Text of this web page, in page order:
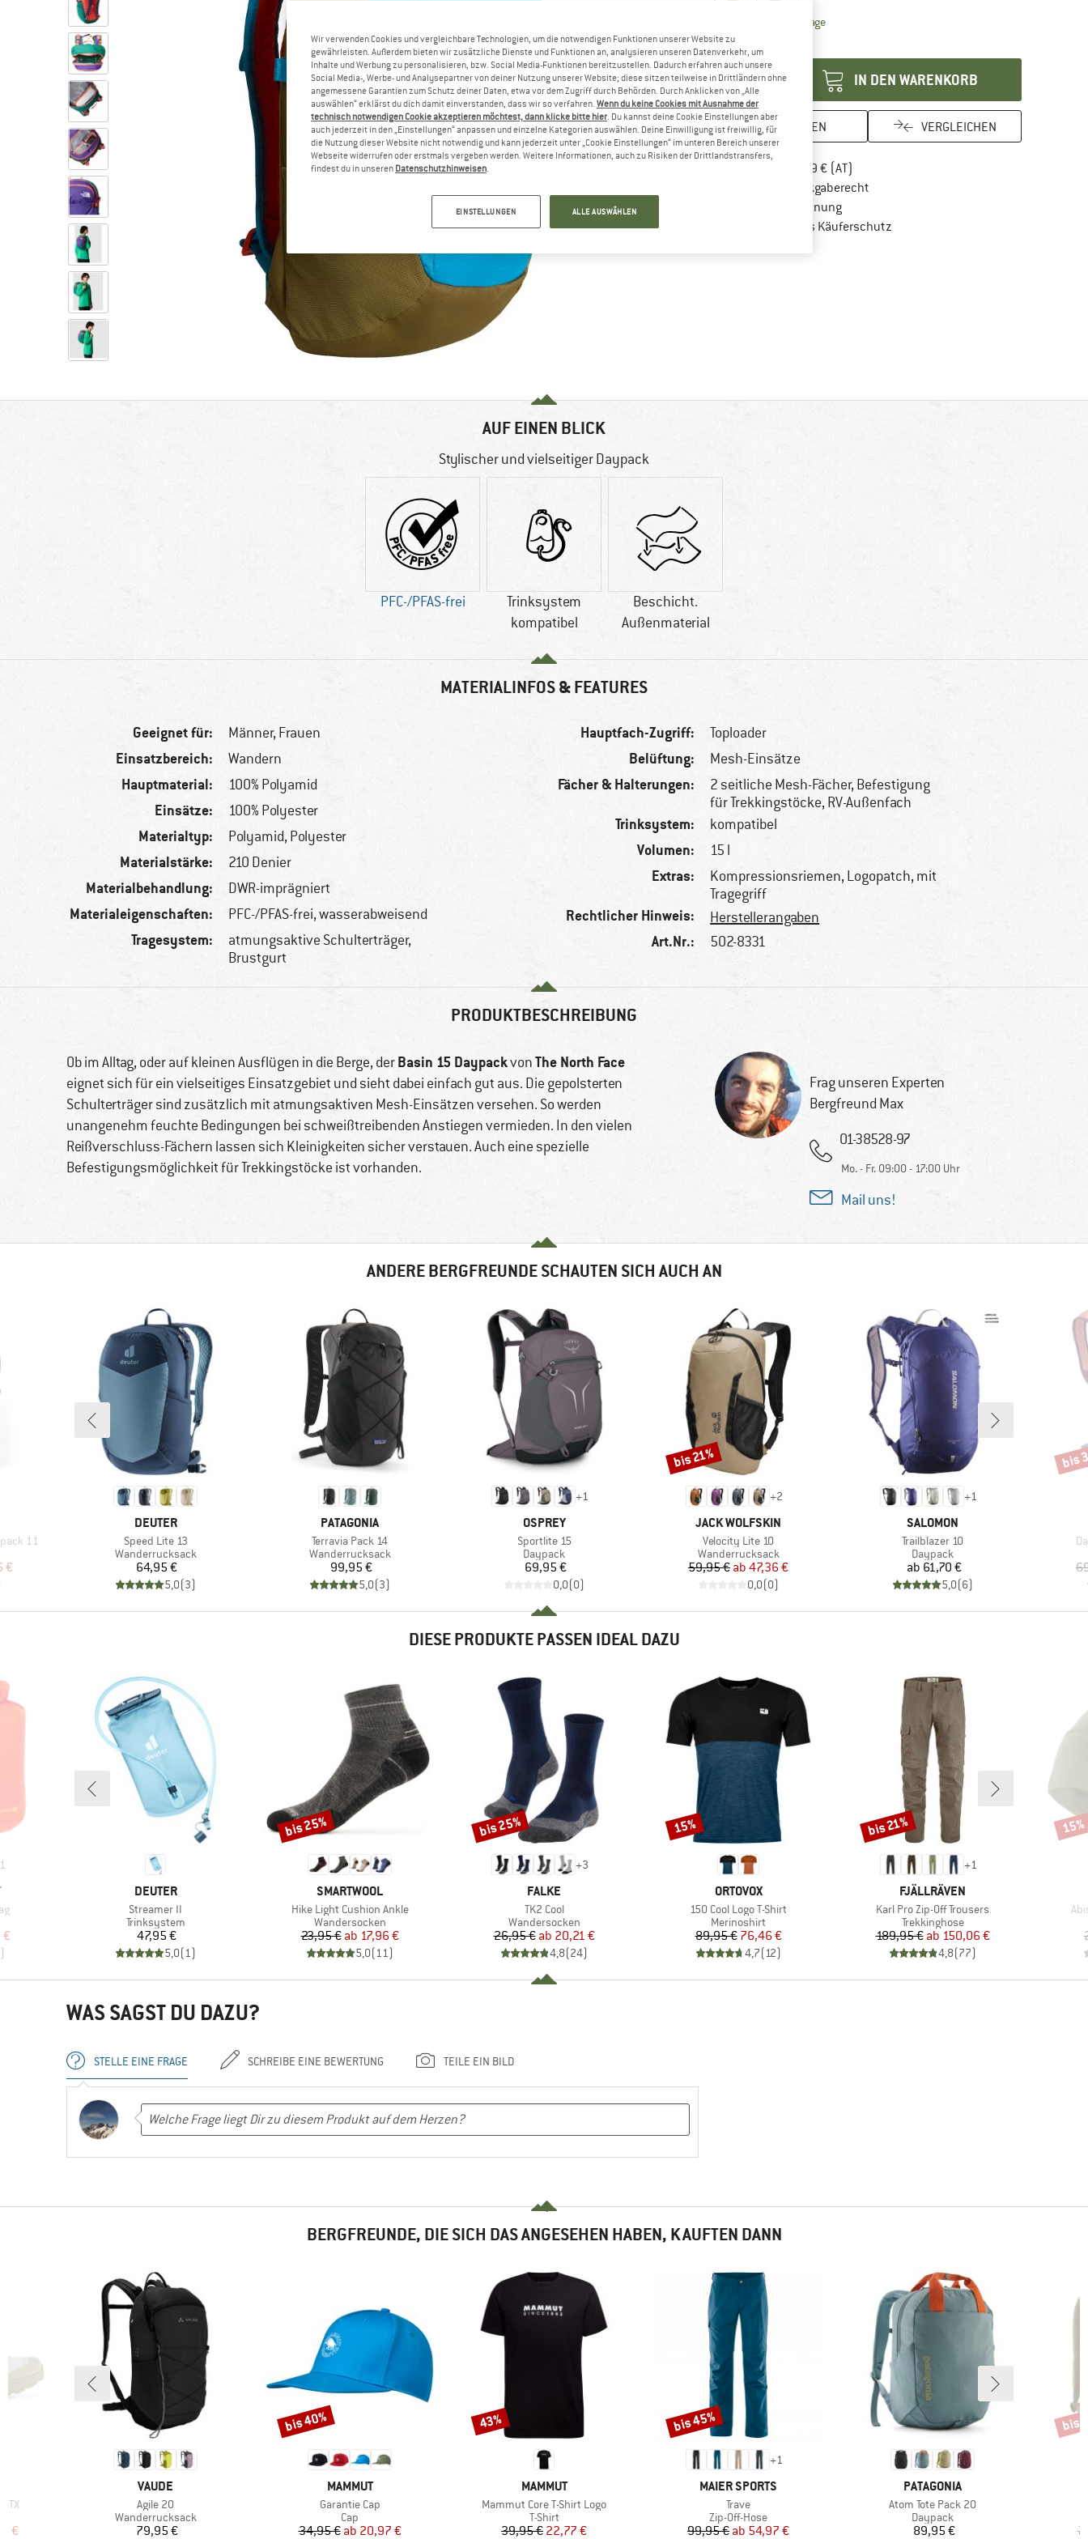
Lieferzeit: 2-4 WerktageDer Link öffnet sich in einer Infobox und beinhaltet
Menge:
IN DEN WARENKORB
MERKEN VERGLEICHEN
Portofrei ab 69 € (AT)
100 Tage RückgaberechtGehe hier zu den Rückgabe-Richtlinien
Kauf auf RechnungFinde die Zahlungs-Infos hier! Öffnet sich in
Trusted Shops KäuferschutzFinde alle Infos hier!
AUF EINEN BLICK
Stylischer und vielseitiger Daypack
PFC-/PFAS-frei
Trinksystem
kompatibel
Beschicht.
Außenmaterial
MATERIALINFOS & FEATURES
Geeignet für: Männer, Frauen
Einsatzbereich: Wandern
Hauptmaterial: 100% Polyamid
Einsätze: 100% Polyester
Materialtyp: Polyamid, Polyester
Materialstärke: 210 Denier
Materialbehandlung: DWR-imprägniert
Materialeigenschaften: PFC-/PFAS-frei, wasserabweisend
Tragesystem:
atmungsaktive Schulterträger,
Brustgurt
Hauptfach-Zugriff: Toploader
Belüftung: Mesh-Einsätze
Fächer & Halterungen:
2 seitliche Mesh-Fächer, Befestigung
für Trekkingstöcke, RV-Außenfach
Trinksystem: kompatibel
Volumen: 15 l
Extras:
Kompressionsriemen, Logopatch, mit
Tragegriff
Rechtlicher Hinweis: Herstellerangaben
Art.Nr.: 502-8331
PRODUKTBESCHREIBUNG
Ob im Alltag, oder auf kleinen Ausflügen in die Berge, derBasin 15 DaypackvonThe North Face
eignet sich für ein vielseitiges Einsatzgebiet und sieht dabei einfach gut aus. Die gepolsterten
Schulterträger sind zusätzlich mit atmungsaktiven Mesh-Einsätzen versehen. So werden
unangenehm feuchte Bedingungen bei schweißtreibenden Anstiegen vermieden. In den vielen
Reißverschluss-Fächern lassen sich Kleinigkeiten sicher verstauen. Auch eine spezielle
Befestigungsmöglichkeit für Trekkingstöcke ist vorhanden.
Frag unseren Experten
Bergfreund Max
01-38528-97
Mo. - Fr. 09:00 - 17:00 Uhr
Mail uns!
ANDERE BERGFREUNDE SCHAUTEN SICH AUCH AN
11
Preis
€
MARKE
DEUTER
Artikel
Speed Lite 13
Produktgruppe
Wanderrucksack
Preis
64,95 €
5,0(3)
MARKE
PATAGONIA
Artikel
Terravia Pack 14
Produktgruppe
Wanderrucksack
Preis
99,95 €
5,0(3)
+1
MARKE
OSPREY
Artikel
Sportlite 15
Produktgruppe
Daypack
Preis
69,95 €
0,0(0)
+2
MARKE
JACK WOLFSKIN
Artikel
Velocity Lite 10
Produktgruppe
Wanderrucksack
Preis
59,95 € reduzierter Preis
ab 47,36 €
0,0(0)
Rabatt
bis 21%
+1
MARKE
SALOMON
Artikel
Trailblazer 10
Produktgruppe
Daypack
Preis
ab 61,70 €
5,0(6)
bis
DIESE PRODUKTE PASSEN IDEAL DAZU
1
Preis
€
)
MARKE
DEUTER
Artikel
Streamer II
Produktgruppe
Trinksystem
Preis
47,95 €
5,0(1)
MARKE
SMARTWOOL
Artikel
Hike Light Cushion Ankle
Produktgruppe
Wandersocken
Preis
23,95 € reduzierter Preis
ab 17,96 €
5,0(11)
Rabatt
bis 25%
+3
MARKE
FALKE
Artikel
TK2 Cool
Produktgruppe
Wandersocken
Preis
26,95 € reduzierter Preis
ab 20,21 €
4,8(24)
Rabatt
bis 25%
MARKE
ORTOVOX
Artikel
150 Cool Logo T-Shirt
Produktgruppe
Merinoshirt
Preis
89,95 €reduzierter Preis
76,46 €
4,7(12)
Rabatt
15%
+1
MARKE
FJÄLLRÄVEN
Artikel
Karl Pro Zip-Off Trousers
Produktgruppe
Trekkinghose
Preis
189,95 € reduzierter Preis
ab 150,06 €
4,8(77)
Rabatt
bis 21% 15%
WAS SAGST DU DAZU?
STELLE EINE FRAGE SCHREIBE EINE BEWERTUNG TEILE EIN BILD
BERGFREUNDE, DIE SICH DAS ANGESEHEN HABEN, KAUFTEN DANN
Preis
€
MARKE
VAUDE
Artikel
Agile 20
Produktgruppe
Wanderrucksack
Preis
79,95 €
MARKE
MAMMUT
Artikel
Garantie Cap
Produktgruppe
Cap
Preis
34,95 € reduzierter Preis
ab 20,97 €
Rabatt
bis 40%
MARKE
MAMMUT
Artikel
Mammut Core T-Shirt Logo
Produktgruppe
T-Shirt
Preis
39,95 €reduzierter Preis
22,77 €
Rabatt
43%
+1
MARKE
MAIER SPORTS
Artikel
Trave
Produktgruppe
Zip-Off-Hose
Preis
99,95 € reduzierter Preis
ab 54,97 €
Rabatt
bis 45%
MARKE
PATAGONIA
Artikel
Atom Tote Pack 20
Produktgruppe
Daypack
Preis
89,95 €
bis
Wir verwenden Cookies und vergleichbare Technologien, um die notwendigen Funktionen unserer Website zu
gewährleisten. Außerdem bieten wir zusätzliche Dienste und Funktionen an, analysieren unseren Datenverkehr, um
Inhalte und Werbung zu personalisieren, bzw. Social Media-Funktionen bereitzustellen. Dadurch erfahren auch unsere
Social Media-, Werbe- und Analysepartner von deiner Nutzung unserer Website; diese sitzen teilweise in Drittländern ohne
angemessene Garantien zum Schutz deiner Daten, etwa vor dem Zugriff durch Behörden. Durch Anklicken von „Alle
auswählen“ erklärst du dich damit einverstanden, dass wir so verfahren. Wenn du keine Cookies mit Ausnahme der
technisch notwendigen Cookie akzeptieren möchtest, dann klicke bitte hier. Du kannst deine Cookie Einstellungen aber
auch jederzeit in den „Einstellungen“ anpassen und einzelne Kategorien auswählen. Deine Einwilligung ist freiwillig, für
die Nutzung dieser Website nicht notwendig und kann jederzeit unter „Cookie Einstellungen“ im unteren Bereich unserer
Webseite widerrufen oder erstmals vergeben werden. Weitere Informationen, auch zu Risiken der Drittlandstransfers,
findest du in unseren Datenschutzhinweisen.
EINSTELLUNGEN ALLE AUSWÄHLEN